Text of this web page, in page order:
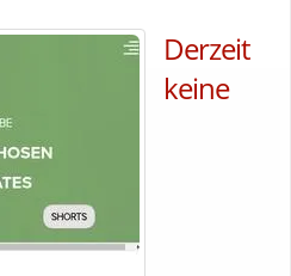
Derzeit
keine